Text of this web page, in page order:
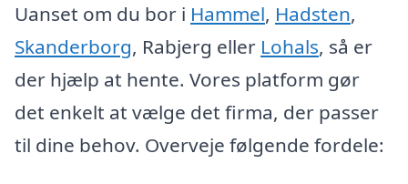
Uanset om du bor i Hammel, Hadsten,
Skanderborg, Rabjerg eller Lohals, så er
der hjælp at hente. Vores platform gør
det enkelt at vælge det firma, der passer
til dine behov. Overveje følgende fordele: